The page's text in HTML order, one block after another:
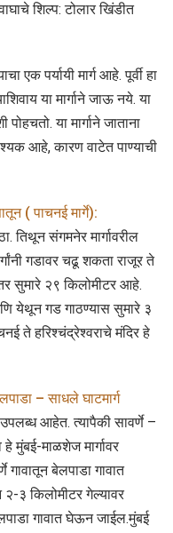
शिल्प: टोलार खिंडीत
एक पर्यायी मार्ग आहे. पूर्वी हा
या मार्गाने जाऊ नये. या
या मार्गाने जाताना
आहे, कारण वाटेत पाण्याची
( पाचनई मार्गे):
तिथून संगमनेर मार्गावरील
गडावर चढू शकता राजूर ते
सुमारे २९ किलोमीटर आहे.
येथून गड गाठण्यास सुमारे ३
ते हरिश्चंद्रेश्वराचे मंदिर हे
– साधले घाटमार्ग
आहेत. त्यापैकी सावर्णे –
हे मुंबई-माळशेज मार्गावर
गावातून बेलपाडा गावात
२-३ किलोमीटर गेल्यावर
गावात घेऊन जाईल.मुंबई